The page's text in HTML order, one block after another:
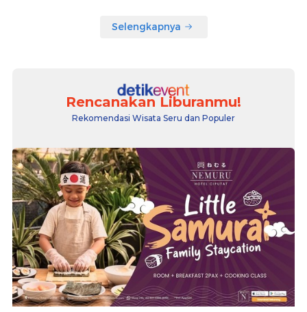
Selengkapnya
Rencanakan Liburanmu!
Rekomendasi Wisata Seru dan Populer